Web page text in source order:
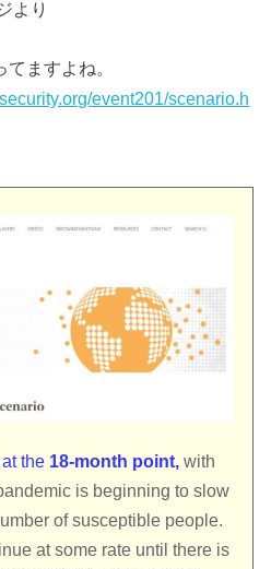
より
ますよね。
event201/scenario.h
the 18-month point, with
is beginning to slow
of susceptible people.
at some rate until there is